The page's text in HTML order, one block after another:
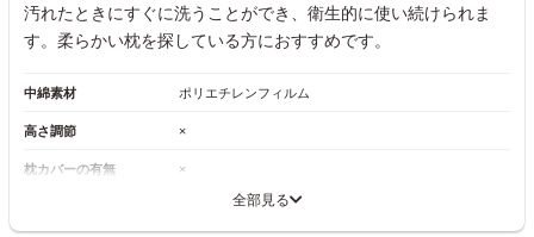
汚れたときにすぐに洗うことができ、衛生的に使い続けられま
す。柔らかい枕を探している方におすすめです。
中綿素材 ポリエチレンフィルム
高さ調節 ×
枕カバーの有無 ×
全部見る